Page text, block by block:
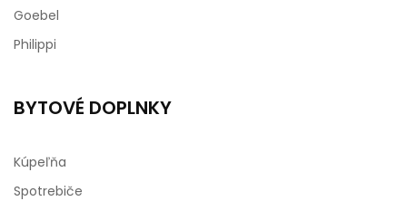
Goebel
Philippi
BYTOVÉ DOPLNKY
Kúpeľňa
Spotrebiče